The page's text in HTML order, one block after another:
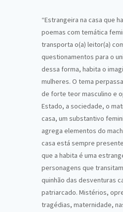
“Estrangeira na casa que
poemas com temática
transporta o(a) leitor(a)
questionamentos para o
dessa forma, habita o
mulheres. O tema
de forte teor masculino e
Estado, a sociedade, o
casa, um substantivo
agrega elementos do
casa está sempre
que a habita é uma
personagens que
quinhão das desventuras
patriarcado. Mistérios,
tragédias, maternidade,